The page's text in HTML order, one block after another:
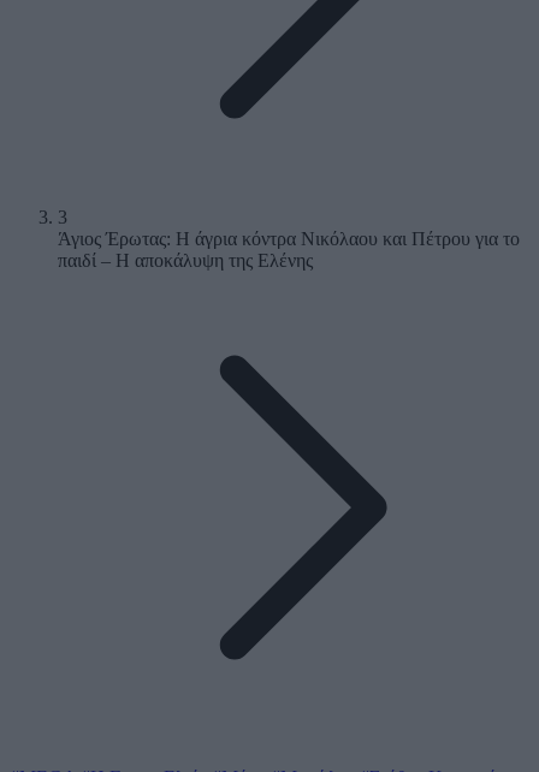
3
Άγιος Έρωτας: Η άγρια κόντρα Νικόλαου και Πέτρου για το
παιδί – Η αποκάλυψη της Ελένης